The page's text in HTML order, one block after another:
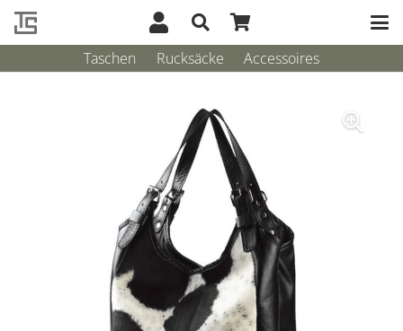
Taschen Rucksäcke Accessoires